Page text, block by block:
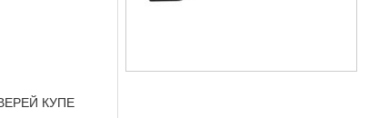
КУПЕ